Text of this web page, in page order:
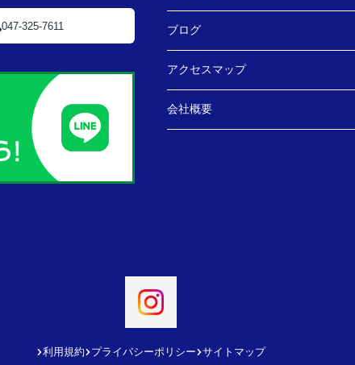
047-325-7611 ブログ
アクセスマップ
会社概要
利用規約 プライバシーポリシー サイトマップ